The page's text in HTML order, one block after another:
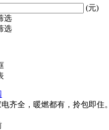
(元)
选
选
齐全，暖燃都有，拎包即住。